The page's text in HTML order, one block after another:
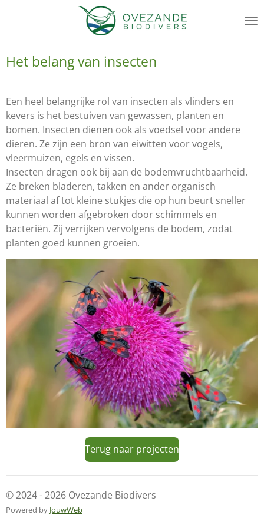
de
hoofdinhoud
Het belang van insecten
Een heel belangrijke rol van insecten als vlinders en
kevers is het bestuiven van gewassen, planten en
bomen. Insecten dienen ook als voedsel voor andere
dieren. Ze zijn een bron van eiwitten voor vogels,
vleermuizen, egels en vissen.
Insecten dragen ook bij aan de bodemvruchtbaarheid.
Ze breken bladeren, takken en ander organisch
materiaal af tot kleine stukjes die op hun beurt sneller
kunnen worden afgebroken door schimmels en
bacteriën. Zij verrijken vervolgens de bodem, zodat
planten goed kunnen groeien.
Terug naar projecten
© 2024 - 2026 Ovezande Biodivers
Powered by JouwWeb